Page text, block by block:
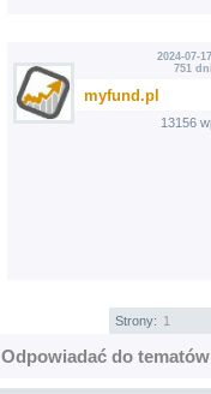
2024-07-
751
myfund.pl
13156
Strony: 1
Odpowiadać do